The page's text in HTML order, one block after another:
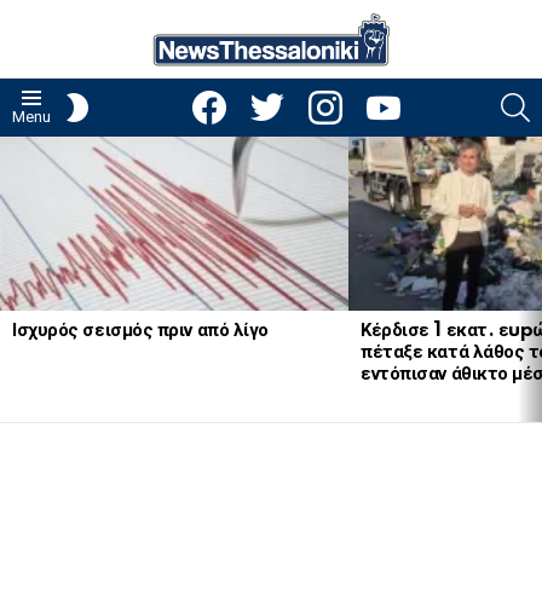
Menu
facebooktwitter instagramyoutube
LATEST
STORIES
Ισχυρός σεισμός πριν από λίγο
Κέρδισε 1 εκατ.
πέταξε κατά λάθος
εντόπισαν άθικτο